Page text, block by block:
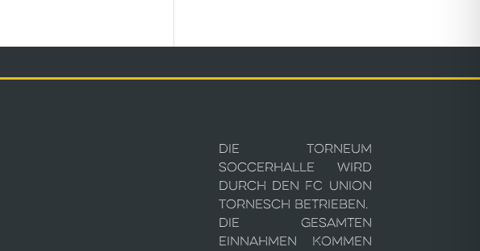
Die Torneum
Soccerhalle wird
durch den FC Union
Tornesch betrieben.
Die gesamten
Einnahmen kommen